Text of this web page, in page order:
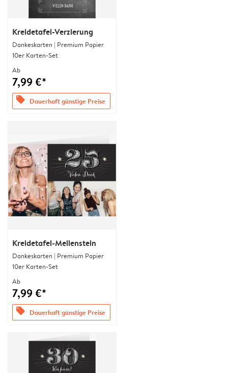
Kreidetafel-Verzierung
Dankeskarten | Premium Papier
10er Karten-Set
Ab
7,99 €*
offers Dauerhaft günstige Preise
Kreidetafel-Meilenstein
Dankeskarten | Premium Papier
10er Karten-Set
Ab
7,99 €*
offers Dauerhaft günstige Preise